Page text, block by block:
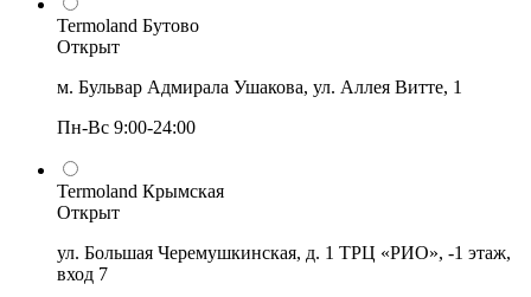
Termoland Бутово
Открыт
м. Бульвар Адмирала Ушакова, ул. Аллея Витте, 1
Пн-Вс 9:00-24:00
Termoland Крымская
Открыт
ул. Большая Черемушкинская, д. 1 ТРЦ «РИО», -1 этаж,
вход 7